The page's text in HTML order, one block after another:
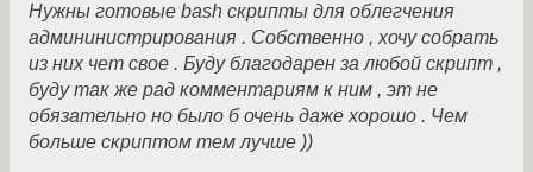
Нужны готовые bash скрипты для облегчения
админинистрирования . Собственно , хочу собрать
из них чет свое . Буду благодарен за любой скрипт ,
буду так же рад комментариям к ним , эт не
обязательно но было б очень даже хорошо . Чем
больше скриптом тем лучше ))